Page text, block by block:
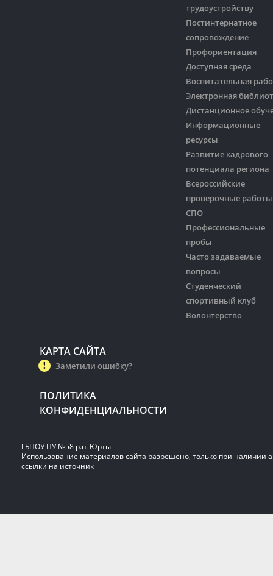
трудоустройству
Постинтернатное
сопровождение
Профориентация
Доступная среда
Воспитательная
Электронная
Дистанционное
Информационные
ресурсы
Развитие кадрового
потенциала региона
Всероссийские
проверочные работы
СПО
Профессиональные
пробы
Часто задаваемые
вопросы
Студенческий
спортивный клуб
Волонтерство
КАРТА САЙТА
Заметили ошибку?
ПОЛИТИКА
КОНФИДЕНЦИАЛЬНОСТИ
ГБПОУ ПУ №58 р.п. Юрты
Использование материалов сайта разрешено, только при наличии
ссылки на источник